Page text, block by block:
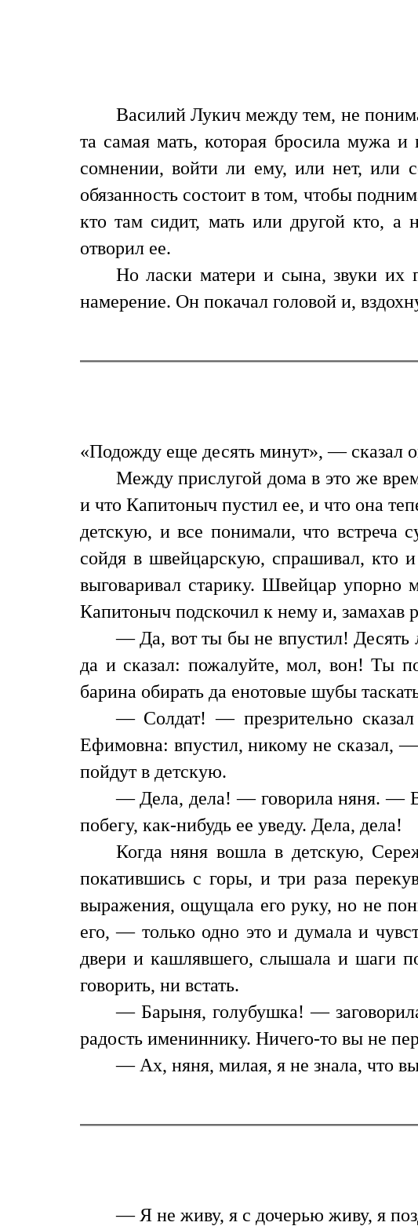
Василий Лукич между тем, не
та самая мать, которая бросила мужа
сомнении, войти ли ему, или нет, или
обязанность состоит в том, чтобы
кто там сидит, мать или другой кто, а
отворил ее.
Но ласки матери и сына, звуки их
намерение. Он покачал головой и,
«Подожду еще десять минут», — сказал
Между прислугой дома в это же
и что Капитоныч пустил ее, и что она
детскую, и все понимали, что встреча
сойдя в швейцарскую, спрашивал, кто
выговаривал старику. Швейцар упорно
Капитоныч подскочил к нему и, замахав
— Да, вот ты бы не впустил! Десять
да и сказал: пожалуйте, мол, вон! Ты
барина обирать да енотовые шубы
— Солдат! — презрительно
Ефимовна: впустил, никому не сказал,
пойдут в детскую.
— Дела, дела! — говорила няня. —
побегу, как-нибудь ее уведу. Дела, дела!
Когда няня вошла в детскую,
покатившись с горы, и три раза
выражения, ощущала его руку, но не
его, — только одно это и думала и
двери и кашлявшего, слышала и шаги
говорить, ни встать.
— Барыня, голубушка! —
радость имениннику. Ничего-то вы не
— Ах, няня, милая, я не знала, что
— Я не живу, я с дочерью живу, я